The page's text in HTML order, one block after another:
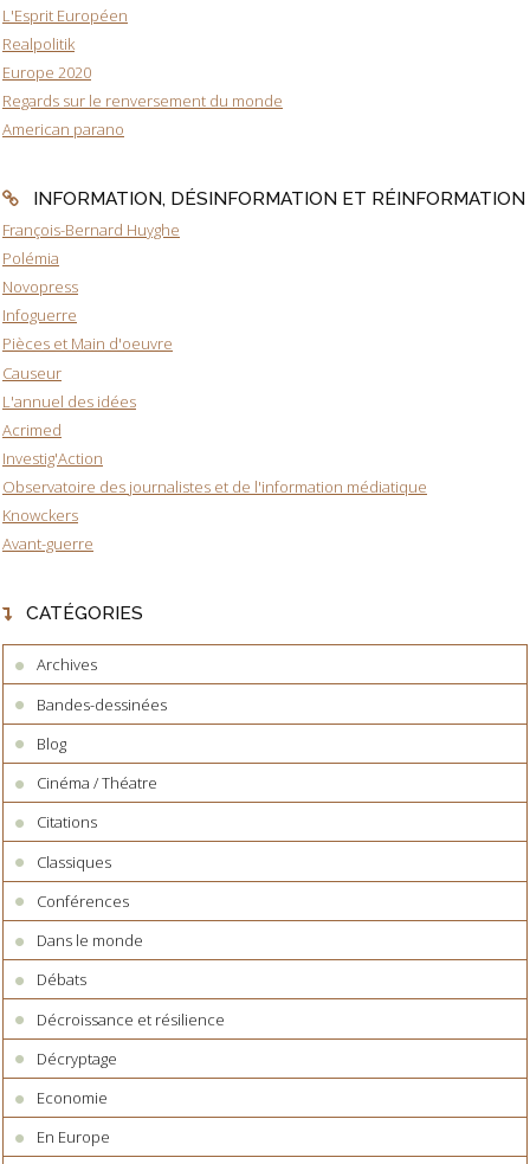
L'Esprit Européen
Realpolitik
Europe 2020
Regards sur le renversement du monde
American parano
INFORMATION, DÉSINFORMATION ET RÉINFORMATION
François-Bernard Huyghe
Polémia
Novopress
Infoguerre
Pièces et Main d'oeuvre
Causeur
L'annuel des idées
Acrimed
Investig'Action
Observatoire des journalistes et de l'information médiatique
Knowckers
Avant-guerre
CATÉGORIES
Archives
Bandes-dessinées
Blog
Cinéma / Théatre
Citations
Classiques
Conférences
Dans le monde
Débats
Décroissance et résilience
Décryptage
Economie
En Europe